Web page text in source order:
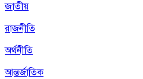
জাতীয়
রাজনীতি
অর্থনীতি
আন্তর্জাতিক